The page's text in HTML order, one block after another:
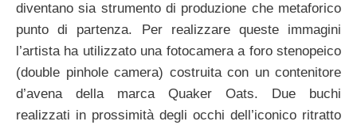
diventano sia strumento di produzione che metaforico
punto di partenza. Per realizzare queste immagini
l’artista ha utilizzato una fotocamera a foro stenopeico
(double pinhole camera) costruita con un contenitore
d’avena della marca Quaker Oats. Due buchi
realizzati in prossimità degli occhi dell’iconico ritratto